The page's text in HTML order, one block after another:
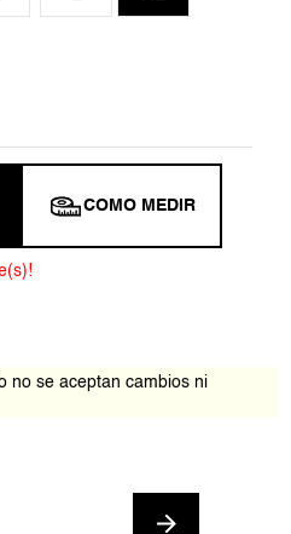
COMO MEDIR
no se aceptan cambios ni